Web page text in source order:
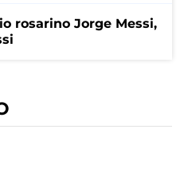
rosarino Jorge Messi,